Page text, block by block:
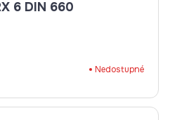
NIT MEDENÝ PGH 2X 6 DIN 660
Nedostupné